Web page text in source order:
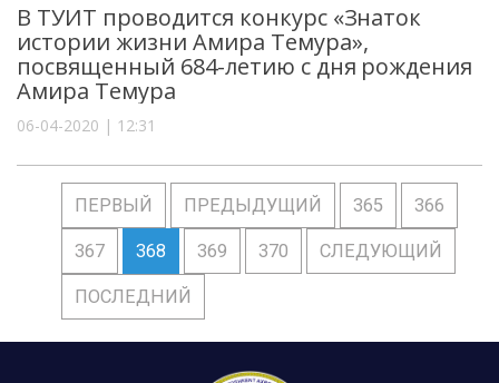
В ТУИТ проводится конкурс «Знаток
истории жизни Амира Темура»,
посвященный 684-летию с дня рождения
Амира Темура
06-04-2020 | 12:31
ПЕРВЫЙ ПРЕДЫДУЩИЙ 365 366
367 368 369 370 СЛЕДУЮЩИЙ
ПОСЛЕДНИЙ